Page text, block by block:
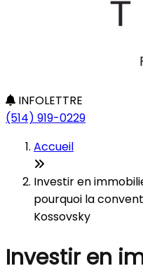
INFOLETTRE
(514) 919-0229
Accueil
Investir en
pourquoi la
Kossovsky
Investir en